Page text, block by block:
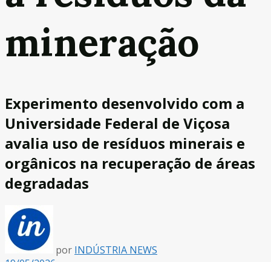
mineração
Experimento desenvolvido com a
Universidade Federal de Viçosa
avalia uso de resíduos minerais e
orgânicos na recuperação de áreas
degradadas
por INDÚSTRIA NEWS